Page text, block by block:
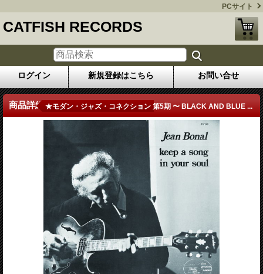
PCサイト
CATFISH RECORDS
ログイン 新規登録はこちら お問い合せ
商品詳細 ★モダン・ジャズ・コネクション 第5期 〜 BLACK AND BLUE ...